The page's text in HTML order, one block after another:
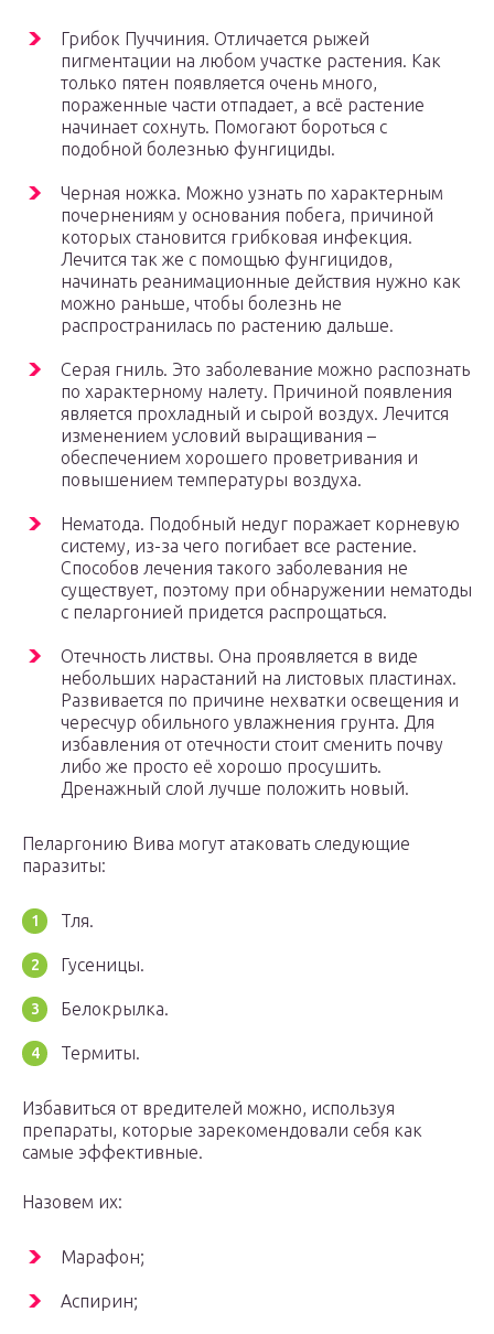
Грибок Пуччиния. Отличается рыжей
пигментации на любом участке растения. Как
только пятен появляется очень много,
пораженные части отпадает, а всё растение
начинает сохнуть. Помогают бороться с
подобной болезнью фунгициды.
Черная ножка. Можно узнать по характерным
почернениям у основания побега, причиной
которых становится грибковая инфекция.
Лечится так же с помощью фунгицидов,
начинать реанимационные действия нужно как
можно раньше, чтобы болезнь не
распространилась по растению дальше.
Серая гниль. Это заболевание можно распознать
по характерному налету. Причиной появления
является прохладный и сырой воздух. Лечится
изменением условий выращивания –
обеспечением хорошего проветривания и
повышением температуры воздуха.
Нематода. Подобный недуг поражает корневую
систему, из-за чего погибает все растение.
Способов лечения такого заболевания не
существует, поэтому при обнаружении нематоды
с пеларгонией придется распрощаться.
Отечность листвы. Она проявляется в виде
небольших нарастаний на листовых пластинах.
Развивается по причине нехватки освещения и
чересчур обильного увлажнения грунта. Для
избавления от отечности стоит сменить почву
либо же просто её хорошо просушить.
Дренажный слой лучше положить новый.
Пеларгонию Вива могут атаковать следующие
паразиты:
Тля.
Гусеницы.
Белокрылка.
Термиты.
Избавиться от вредителей можно, используя
препараты, которые зарекомендовали себя как
самые эффективные.
Назовем их:
Марафон;
Аспирин;